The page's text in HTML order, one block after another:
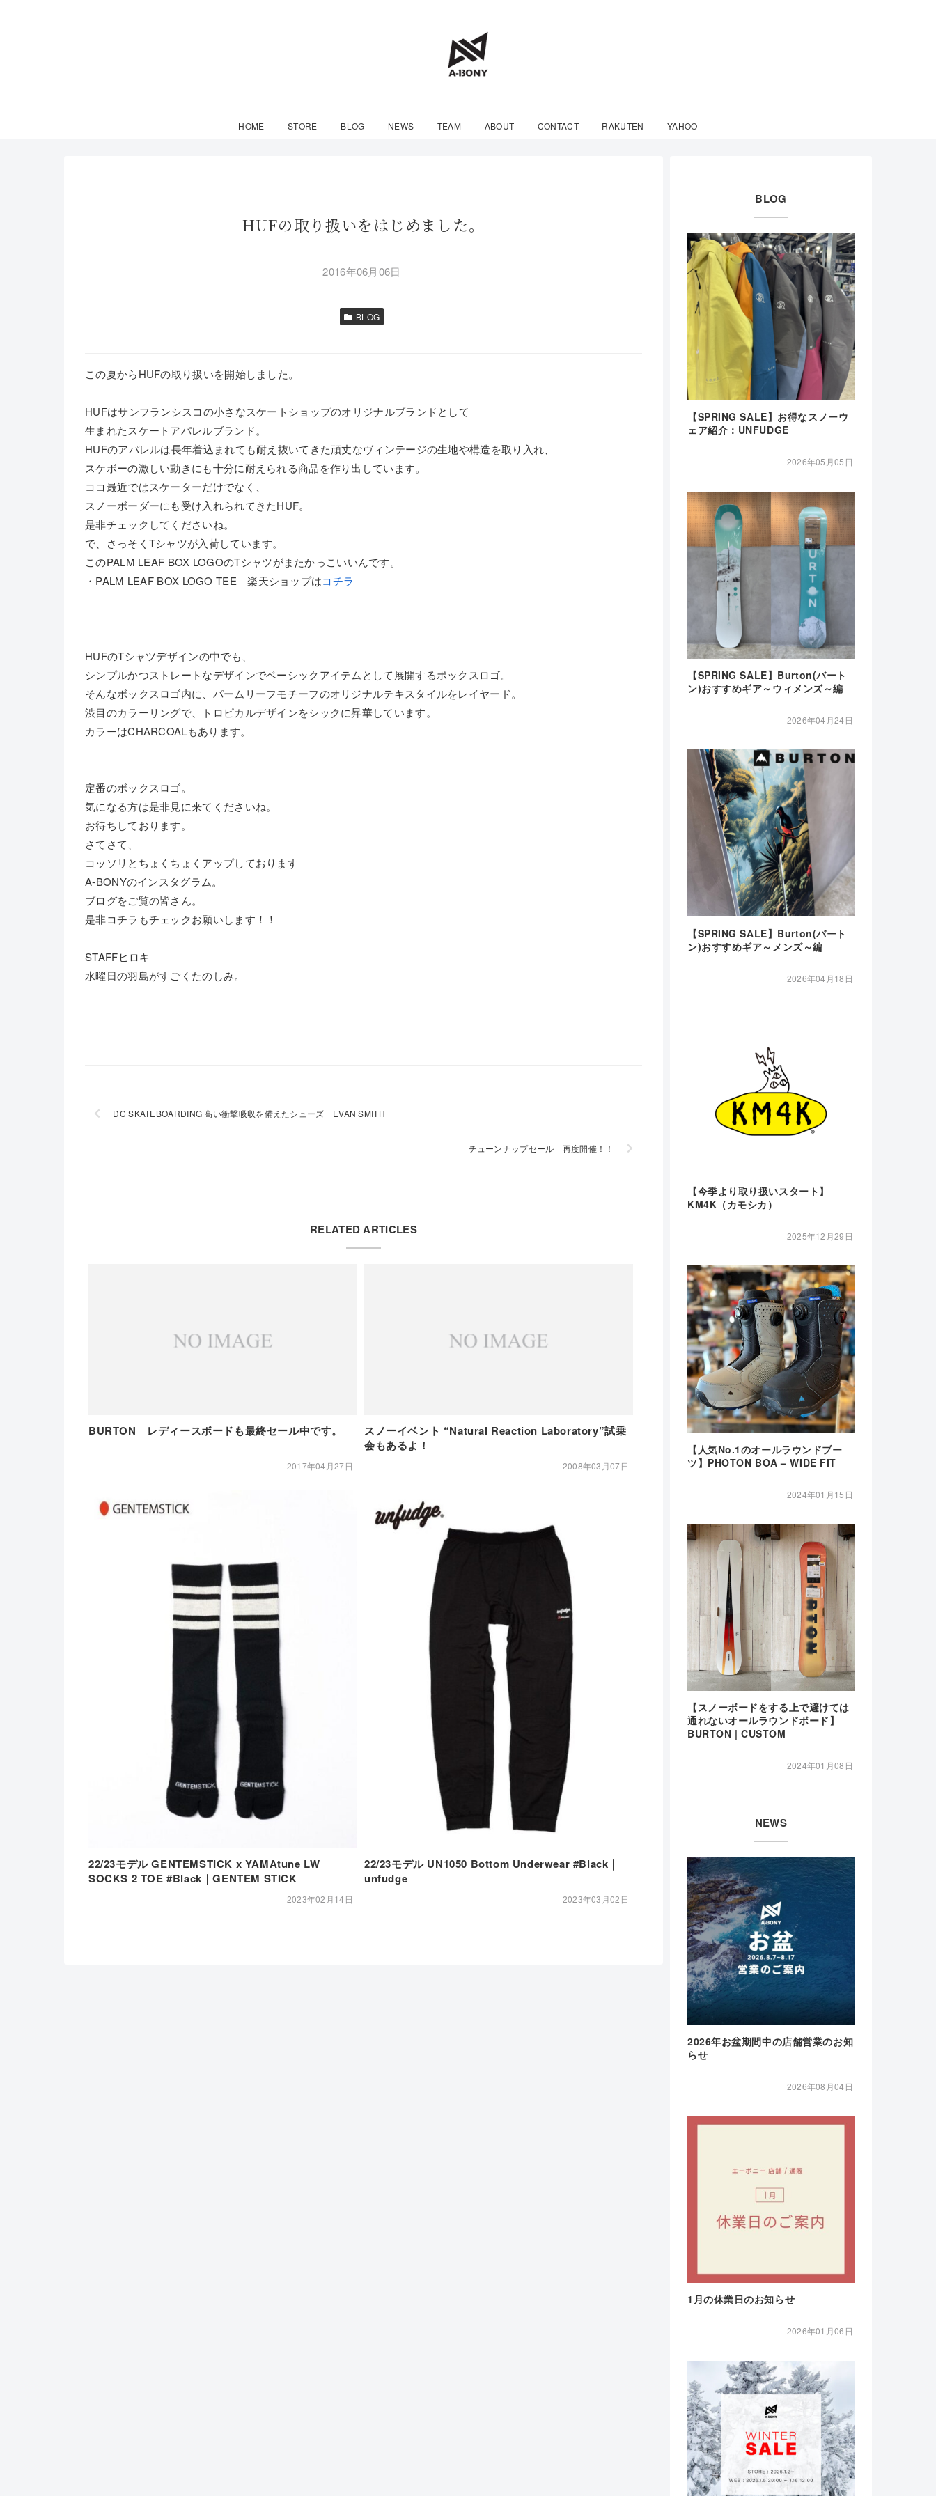
HOME STORE BLOG NEWS TEAM ABOUT CONTACT RAKUTEN YAHOO
HUFの取り扱いをはじめました。
2016年06月06日
BLOG
この夏からHUFの取り扱いを開始しました。
HUFはサンフランシスコの小さなスケートショップのオリジナルブランドとして
生まれたスケートアパレルブランド。
HUFのアパレルは長年着込まれても耐え抜いてきた頑丈なヴィンテージの生地や構造を取り入れ、
スケボーの激しい動きにも十分に耐えられる商品を作り出しています。
ココ最近ではスケーターだけでなく、
スノーボーダーにも受け入れられてきたHUF。
是非チェックしてくださいね。
で、さっそくTシャツが入荷しています。
このPALM LEAF BOX LOGOのTシャツがまたかっこいいんです。
・PALM LEAF BOX LOGO TEE 楽天ショップはコチラ
HUFのTシャツデザインの中でも、
シンプルかつストレートなデザインでベーシックアイテムとして展開するボックスロゴ。
そんなボックスロゴ内に、パームリーフモチーフのオリジナルテキスタイルをレイヤード。
渋目のカラーリングで、トロピカルデザインをシックに昇華しています。
カラーはCHARCOALもあります。
定番のボックスロゴ。
気になる方は是非見に来てくださいね。
お待ちしております。
さてさて、
コッソリとちょくちょくアップしております
A-BONYのインスタグラム。
ブログをご覧の皆さん。
是非コチラもチェックお願いします！！
STAFFヒロキ
水曜日の羽島がすごくたのしみ。
DC SKATEBOARDING 高い衝撃吸収を備えたシューズ EVAN SMITH
チューンナップセール 再度開催！！
RELATED ARTICLES
BURTON レディースボードも最終セール中です。
2017年04月27日
スノーイベント “Natural Reaction Laboratory”試乗
会もあるよ！
2008年03月07日
22/23モデル GENTEMSTICK x YAMAtune LW
SOCKS 2 TOE #Black｜GENTEM STICK
2023年02月14日
22/23モデル UN1050 Bottom Underwear #Black｜
unfudge
2023年03月02日
BLOG
【SPRING SALE】お得なスノーウ
ェア紹介：UNFUDGE
2026年05月05日
【SPRING SALE】Burton(バート
ン)おすすめギア～ウィメンズ～編
2026年04月24日
【SPRING SALE】Burton(バート
ン)おすすめギア～メンズ～編
2026年04月18日
【今季より取り扱いスタート】
KM4K（カモシカ）
2025年12月29日
【人気No.1のオールラウンドブー
ツ】PHOTON BOA – WIDE FIT
2024年01月15日
【スノーボードをする上で避けては
通れないオールラウンドボード】
BURTON | CUSTOM
2024年01月08日
NEWS
2026年お盆期間中の店舗営業のお知
らせ
2026年08月04日
1月の休業日のお知らせ
2026年01月06日